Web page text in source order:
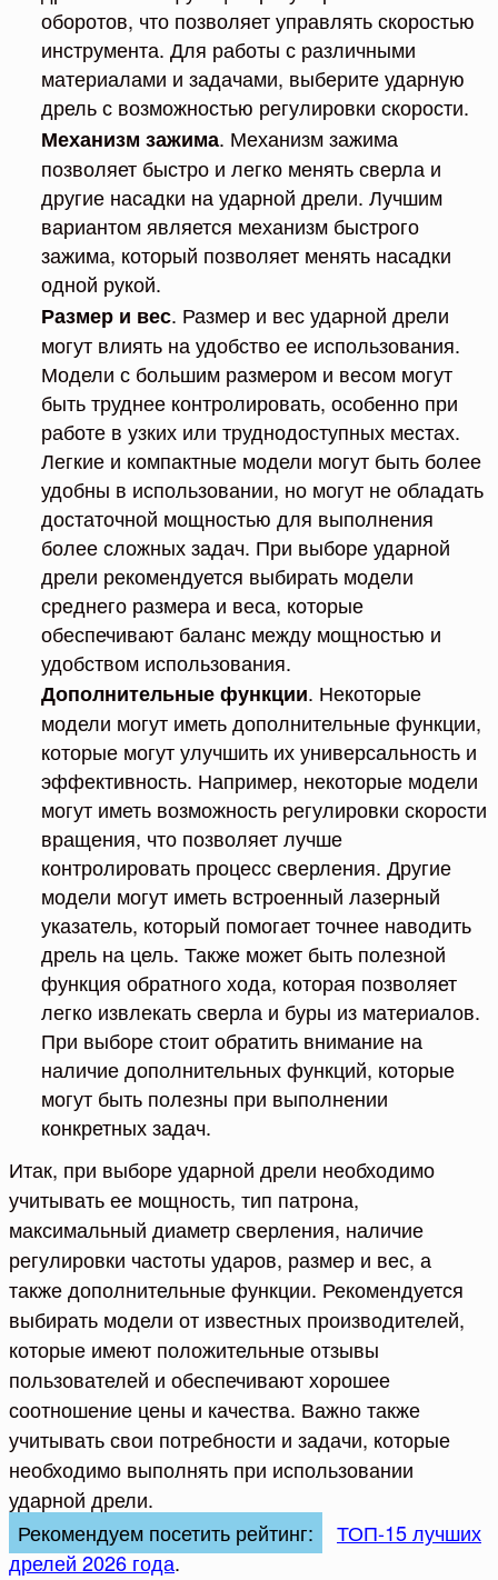
оборотов, что позволяет управлять скоростью
инструмента. Для работы с различными
материалами и задачами, выберите ударную
дрель с возможностью регулировки скорости.
Механизм зажима. Механизм зажима
позволяет быстро и легко менять сверла и
другие насадки на ударной дрели. Лучшим
вариантом является механизм быстрого
зажима, который позволяет менять насадки
одной рукой.
Размер и вес. Размер и вес ударной дрели
могут влиять на удобство ее использования.
Модели с большим размером и весом могут
быть труднее контролировать, особенно при
работе в узких или труднодоступных местах.
Легкие и компактные модели могут быть более
удобны в использовании, но могут не обладать
достаточной мощностью для выполнения
более сложных задач. При выборе ударной
дрели рекомендуется выбирать модели
среднего размера и веса, которые
обеспечивают баланс между мощностью и
удобством использования.
Дополнительные функции. Некоторые
модели могут иметь дополнительные функции,
которые могут улучшить их универсальность и
эффективность. Например, некоторые модели
могут иметь возможность регулировки скорости
вращения, что позволяет лучше
контролировать процесс сверления. Другие
модели могут иметь встроенный лазерный
указатель, который помогает точнее наводить
дрель на цель. Также может быть полезной
функция обратного хода, которая позволяет
легко извлекать сверла и буры из материалов.
При выборе стоит обратить внимание на
наличие дополнительных функций, которые
могут быть полезны при выполнении
конкретных задач.
Итак, при выборе ударной дрели необходимо
учитывать ее мощность, тип патрона,
максимальный диаметр сверления, наличие
регулировки частоты ударов, размер и вес, а
также дополнительные функции. Рекомендуется
выбирать модели от известных производителей,
которые имеют положительные отзывы
пользователей и обеспечивают хорошее
соотношение цены и качества. Важно также
учитывать свои потребности и задачи, которые
необходимо выполнять при использовании
ударной дрели.
Рекомендуем посетить рейтинг:
ТОП-15 лучших
дрелей 2026 года.